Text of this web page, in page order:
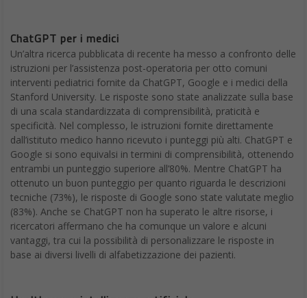
ChatGPT per i medici
Un’altra ricerca pubblicata di recente ha messo a confronto delle
istruzioni per l’assistenza post-operatoria per otto comuni
interventi pediatrici fornite da ChatGPT, Google e i medici della
Stanford University. Le risposte sono state analizzate sulla base
di una scala standardizzata di comprensibilità, praticità e
specificità. Nel complesso, le istruzioni fornite direttamente
dall’istituto medico hanno ricevuto i punteggi più alti. ChatGPT e
Google si sono equivalsi in termini di comprensibilità, ottenendo
entrambi un punteggio superiore all’80%. Mentre ChatGPT ha
ottenuto un buon punteggio per quanto riguarda le descrizioni
tecniche (73%), le risposte di Google sono state valutate meglio
(83%). Anche se ChatGPT non ha superato le altre risorse, i
ricercatori affermano che ha comunque un valore e alcuni
vantaggi, tra cui la possibilità di personalizzare le risposte in
base ai diversi livelli di alfabetizzazione dei pazienti.